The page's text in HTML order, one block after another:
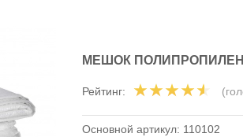
МЕШОК
Рейтинг:
Основной артикул: 110102